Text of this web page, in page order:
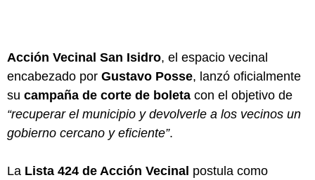
Acción Vecinal San Isidro, el espacio vecinal
encabezado por Gustavo Posse, lanzó oficialmente
su campaña de corte de boleta con el objetivo de
“recuperar el municipio y devolverle a los vecinos un
gobierno cercano y eficiente”.
La Lista 424 de Acción Vecinal postula como